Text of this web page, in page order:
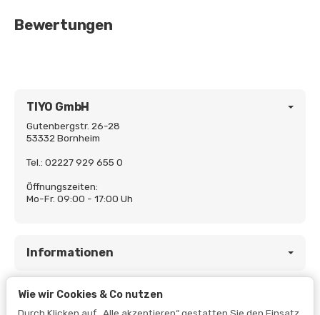
Bewertungen
TIYO GmbH
Gutenbergstr. 26-28
53332 Bornheim
Tel.: 02227 929 655 0
Öffnungszeiten:
Mo-Fr. 09:00 - 17:00 Uh
Informationen
Gesetzliche Informationen
Wie wir Cookies & Co nutzen